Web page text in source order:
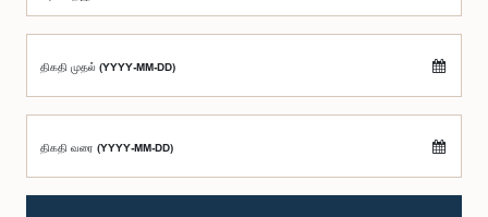
திகதி முதல் (YYYY-MM-DD)
திகதி வரை (YYYY-MM-DD)